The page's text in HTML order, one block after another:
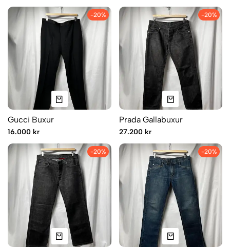
-20%
Gucci Buxur
16.000 kr
-20%
Prada Gallabuxur
27.200 kr
-20% -20%